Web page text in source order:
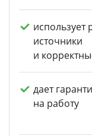
использует
источники
и
дает
на работу